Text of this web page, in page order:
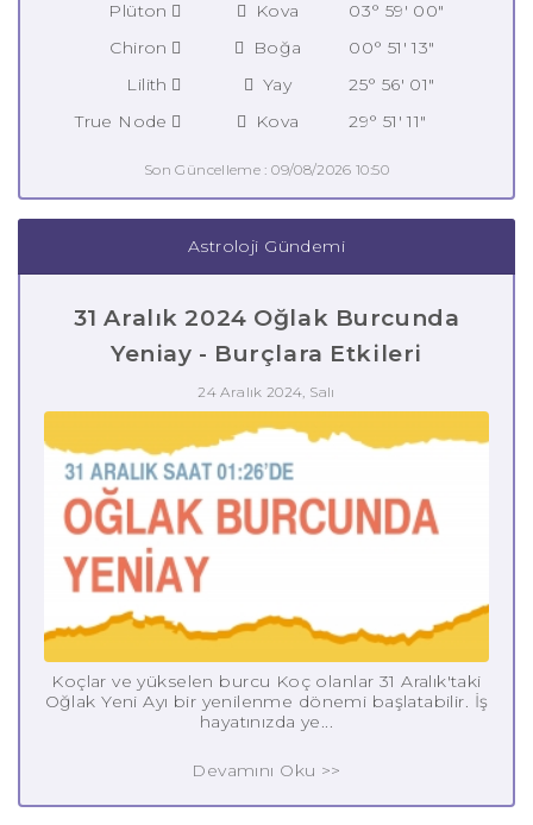
Plüton
Kova
03° 59' 00"
Chiron
Boğa
00° 51' 13"
Lilith
Yay
25° 56' 01"
True Node
Kova 29° 51' 11"
Son Güncelleme : 09/08/2026 10:50
Astroloji Gündemi
31 Aralık 2024 Oğlak Burcunda
Yeniay - Burçlara Etkileri
24 Aralık 2024, Salı
Koçlar ve yükselen burcu Koç olanlar 31 Aralık'taki
Oğlak Yeni Ayı bir yenilenme dönemi başlatabilir. İş
hayatınızda ye...
Devamını Oku >>